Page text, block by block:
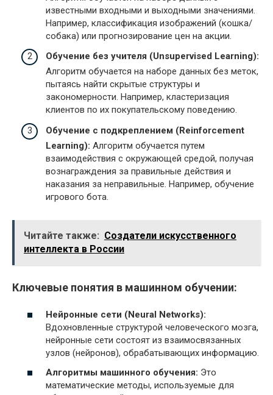
известными входными и выходными значениями.
Например, классификация изображений (кошка/
собака) или прогнозирование цен на акции.
Обучение без учителя (Unsupervised Learning):
Алгоритм обучается на наборе данных без меток,
пытаясь найти скрытые структуры и
закономерности. Например, кластеризация
клиентов по их покупательскому поведению.
Обучение с подкреплением (Reinforcement
Learning): Алгоритм обучается путем
взаимодействия с окружающей средой, получая
вознаграждения за правильные действия и
наказания за неправильные. Например, обучение
игрового бота.
Читайте также: Создатели искусственного
интеллекта в России
Ключевые понятия в машинном обучении:
Нейронные сети (Neural Networks):
Вдохновленные структурой человеческого мозга,
нейронные сети состоят из взаимосвязанных
узлов (нейронов), обрабатывающих информацию.
Алгоритмы машинного обучения: Это
математические методы, используемые для